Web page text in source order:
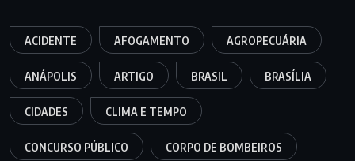
ACIDENTE AFOGAMENTO AGROPECUÁRIA
ANÁPOLIS ARTIGO BRASIL BRASÍLIA
CIDADES CLIMA E TEMPO
CONCURSO PÚBLICO CORPO DE BOMBEIROS